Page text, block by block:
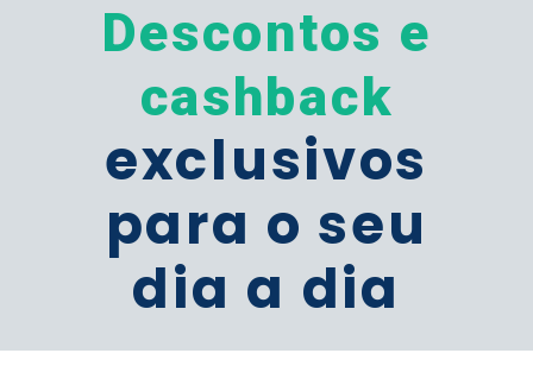
Descontos e
cashback
exclusivos
para o seu
dia a dia